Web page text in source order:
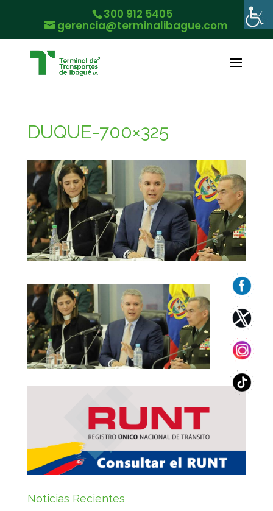
300 912 5405
gerencia@terminalibague.com
DUQUE-700×325
Noticias Recientes